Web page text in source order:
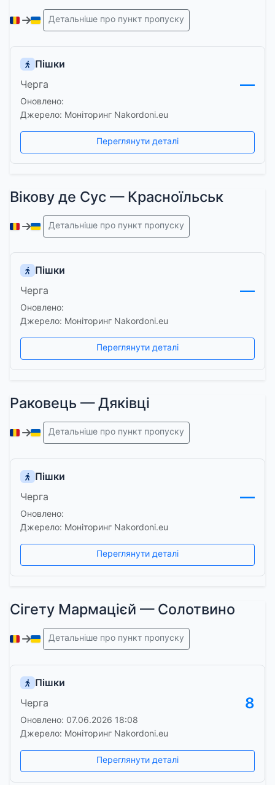
Детальніше про пункт пропуску
Пішки
Черга
—
Оновлено:
Джерело: Моніторинг Nakordoni.eu
Переглянути деталі
Вікову де Сус — Красноїльськ
Детальніше про пункт пропуску
Пішки
Черга
—
Оновлено:
Джерело: Моніторинг Nakordoni.eu
Переглянути деталі
Раковець — Дяківці
Детальніше про пункт пропуску
Пішки
Черга
—
Оновлено:
Джерело: Моніторинг Nakordoni.eu
Переглянути деталі
Сігету Мармацієй — Солотвино
Детальніше про пункт пропуску
Пішки
Черга
8
Оновлено: 07.06.2026 18:08
Джерело: Моніторинг Nakordoni.eu
Переглянути деталі